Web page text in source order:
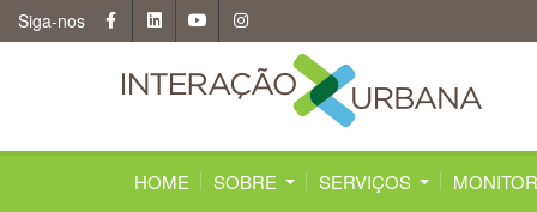
SkipSiga-nos
HOME SOBRE SERVIÇOS